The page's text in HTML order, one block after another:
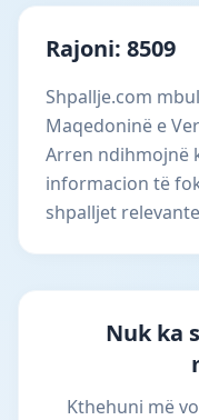
Rajoni: 8509
Shpallje.com
Maqedoninë e
Arren ndihmojnë
informacion të
shpalljet
Nuk ka
Kthehuni më